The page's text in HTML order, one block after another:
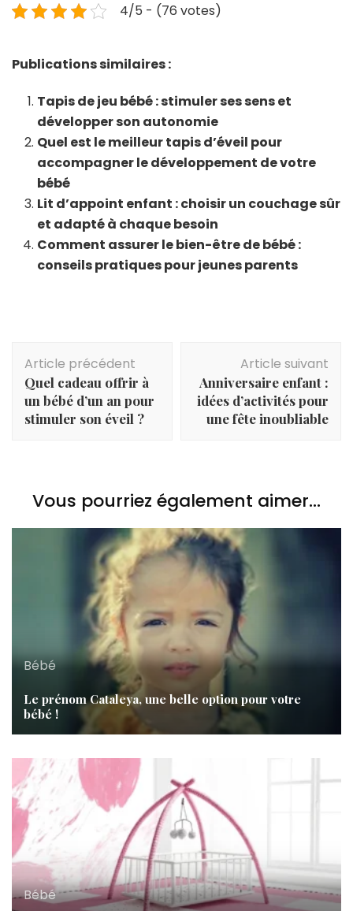
4/5 - (76 votes)
Publications similaires :
Tapis de jeu bébé : stimuler ses sens et
développer son autonomie
Quel est le meilleur tapis d’éveil pour
accompagner le développement de votre
bébé
Lit d’appoint enfant : choisir un couchage sûr
et adapté à chaque besoin
Comment assurer le bien-être de bébé :
conseils pratiques pour jeunes parents
d'article
Article précédent
Quel cadeau offrir à
un bébé d’un an pour
stimuler son éveil ?
Article suivant
Anniversaire enfant :
idées d’activités pour
une fête inoubliable
Vous pourriez également aimer...
Bébé
Le prénom Cataleya, une belle option pour votre
bébé !
Bébé